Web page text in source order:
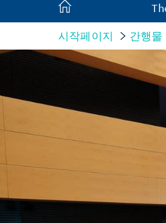
시작페이지 간행물